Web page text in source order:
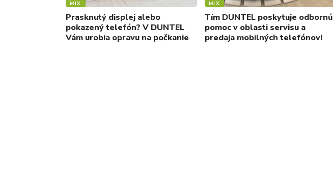
MIX
Prasknutý displej alebo
pokazený telefón? V DUNTEL
Vám urobia opravu na počkanie
MIX
Tím DUNTEL poskytuje odbornú
pomoc v oblasti servisu a
predaja mobilných telefónov!